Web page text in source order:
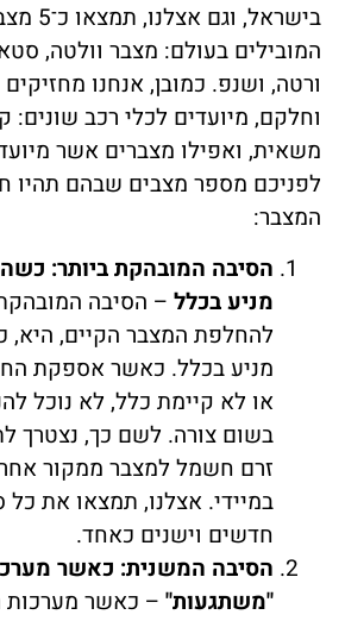
המובילים בעולם: מצבר וולטה,
ורטה, ושנפ. כמובן, אנחנו
וחלקם, מיועדים לכלי רכב שונים:
משאית, ואפילו מצברים אשר
לפניכם מספר מצבים שבהם תהיו
המצבר:
הסיבה המובהקת ביותר:
מניע בכלל – הסיבה
להחלפת המצבר הקיים, היא,
מניע בכלל. כאשר אספקת
או לא קיימת כלל, לא נוכל
בשום צורה. לשם כך, נצטרך
זרם חשמל למצבר ממקור
במיידי. אצלנו, תמצאו את כל
חדשים וישנים כאחד.
הסיבה המשנית: כאשר
"משתגעות" – כאשר מערכות